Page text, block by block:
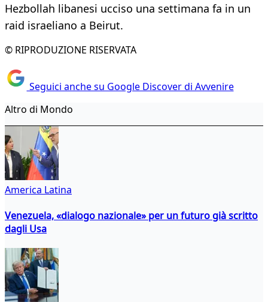
Hezbollah libanesi ucciso una settimana fa in un
raid israeliano a Beirut.
© RIPRODUZIONE RISERVATA
Seguici anche su Google Discover di Avvenire
Altro di Mondo
America Latina
Venezuela, «dialogo nazionale» per un futuro già scritto
dagli Usa